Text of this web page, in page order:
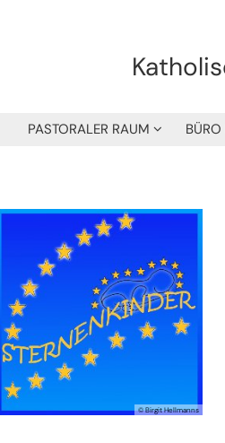
PASTORALER RAUM BÜRO
© Birgit Hellmanns